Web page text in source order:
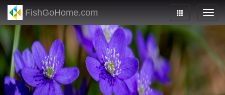
FishGoHome.com